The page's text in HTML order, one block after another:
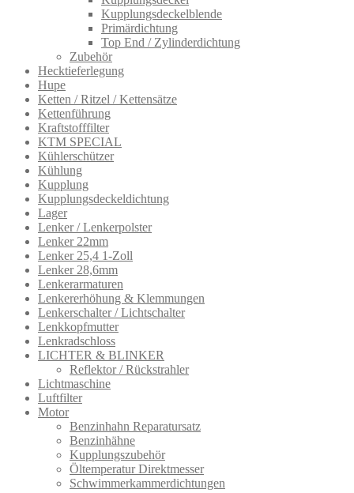
Kupplungsdeckelblende
Primärdichtung
Top End / Zylinderdichtung
Zubehör
Hecktieferlegung
Hupe
Ketten / Ritzel / Kettensätze
Kettenführung
Kraftstofffilter
KTM SPECIAL
Kühlerschützer
Kühlung
Kupplung
Kupplungsdeckeldichtung
Lager
Lenker / Lenkerpolster
Lenker 22mm
Lenker 25,4 1-Zoll
Lenker 28,6mm
Lenkerarmatur​en
Lenkererhöhung & Klemmungen
Lenkerschalter / Lichtschalter
Lenkkopfmutter
Lenkradschloss
LICHTER & BLINKER
Reflektor / Rückstrahler
Lichtmaschine
Luftfilter
Motor
Benzinhahn Reparatursatz
Benzinhähne
Kupplungszubehör
Öltemperatur Direktmesser
Schwimmerkammerdichtungen